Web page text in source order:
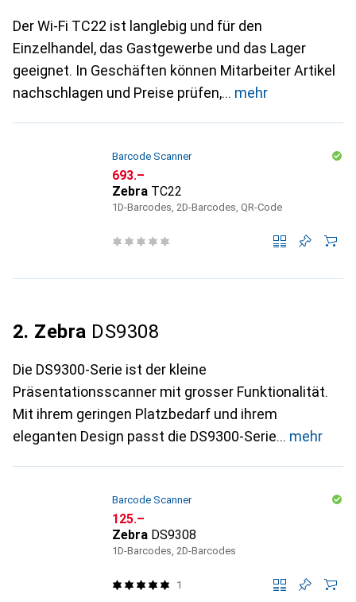
Der Wi-Fi TC22 ist langlebig und für den
Einzelhandel, das Gastgewerbe und das Lager
geeignet. In Geschäften können Mitarbeiter Artikel
nachschlagen und Preise prüfen,
mehr
Barcode Scanner
CHF
693.–
Zebra TC22
1D-Barcodes, 2D-Barcodes, QR-Code
2. Zebra DS9308
Die DS9300-Serie ist der kleine
Präsentationsscanner mit grosser Funktionalität.
Mit ihrem geringen Platzbedarf und ihrem
eleganten Design passt die DS9300-Serie
mehr
Barcode Scanner
CHF
125.–
Zebra DS9308
1D-Barcodes, 2D-Barcodes
1